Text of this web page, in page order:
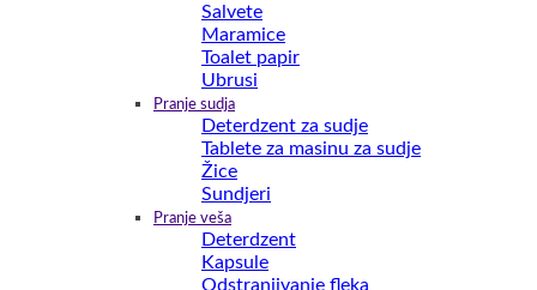
Salvete
Maramice
Toalet papir
Ubrusi
Pranje sudja
Deterdzent za sudje
Tablete za masinu za sudje
Žice
Sundjeri
Pranje veša
Deterdzent
Kapsule
Odstranjivanje fleka